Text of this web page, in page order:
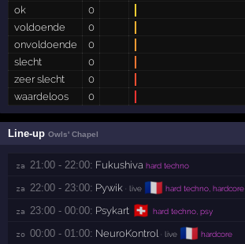
ok
0
voldoende
0
onvoldoende
0
slecht
0
zeer slecht
0
waardeloos
0
Line-upOwls' Chapel
za 21:00 - 22:00: Fukushiva hard techno
za 22:00 - 23:00: Pywik · live 🇫🇷 hard techno, hardcore
za 23:00 - 00:00: Psykart 🇨🇭 hard techno, psy
zo 00:00 - 01:00: NeuroKontrol · live 🇫🇷 hardcore